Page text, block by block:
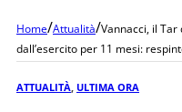
Home/Attualità/Vannacci, il
dall’esercito per 11 mesi:
ATTUALITÀ ULTIMA ORA